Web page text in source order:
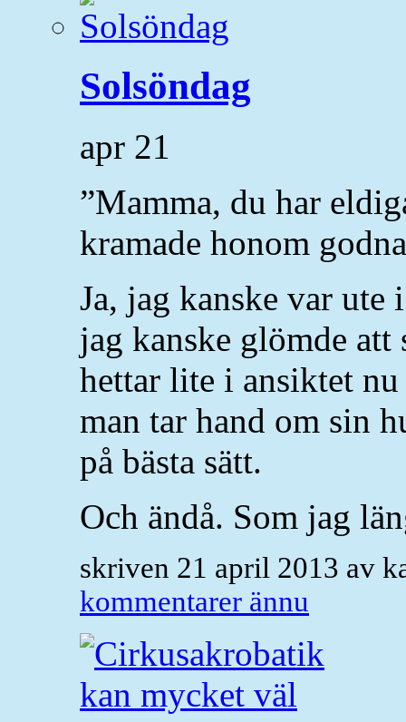
Solsöndag
apr 21
”Mamma, du har
kramade honom
Ja, jag kanske var ute
jag kanske glömde
hettar lite i ansiktet
man tar hand om sin
på bästa sätt.
Och ändå. Som jag
skriven 21 april 2013 av
kommentarer ännu